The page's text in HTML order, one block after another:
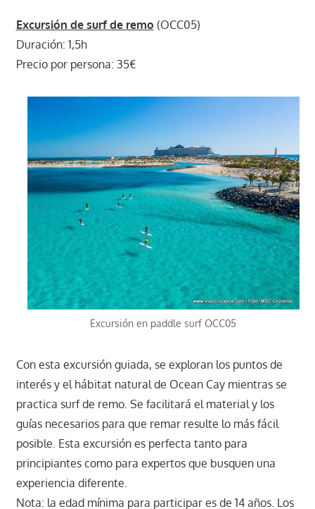
Excursión de surf de remo (OCC05)
Duración: 1,5h
Precio por persona: 35€
Excursión en paddle surf OCC05
Con esta excursión guiada, se exploran los puntos de
interés y el hábitat natural de Ocean Cay mientras se
practica surf de remo. Se facilitará el material y los
guías necesarios para que remar resulte lo más fácil
posible. Esta excursión es perfecta tanto para
principiantes como para expertos que busquen una
experiencia diferente.
Nota: la edad mínima para participar es de 14 años. Los